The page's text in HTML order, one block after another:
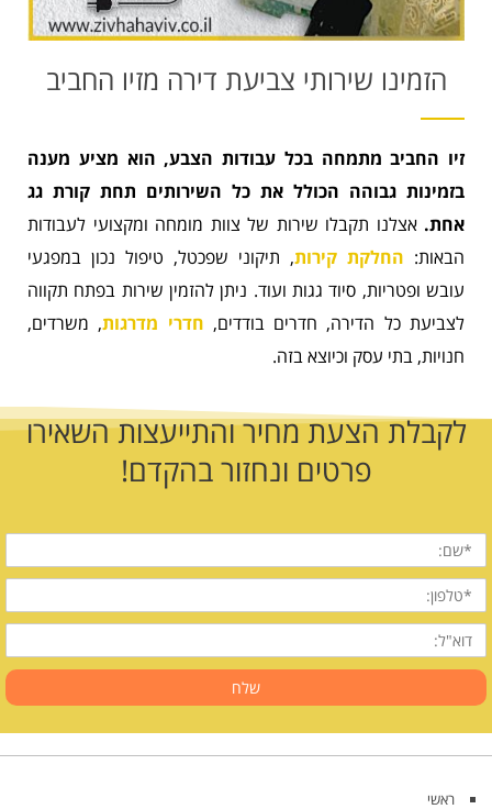
הזמינו שירותי צביעת דירה מזיו החביב
זיו החביב מתמחה בכל עבודות הצבע, הוא מציע מענה
בזמינות גבוהה הכולל את כל השירותים תחת קורת גג
אחת. אצלנו תקבלו שירות של צוות מומחה ומקצועי לעבודות
הבאות: החלקת קירות, תיקוני שפכטל, טיפול נכון במפגעי
עובש ופטריות, סיוד גגות ועוד. ניתן להזמין שירות בפתח תקווה
לצביעת כל הדירה, חדרים בודדים, חדרי מדרגות, משרדים,
חנויות, בתי עסק וכיוצא בזה.
לקבלת הצעת מחיר והתייעצות השאירו
פרטים ונחזור בהקדם!
שם
מלא
טלפון
דוא"ל
שלח
ראשי